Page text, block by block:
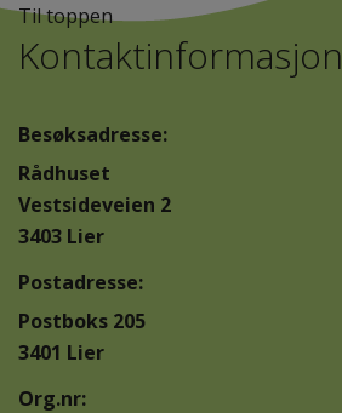
Til toppen
Kontaktinformasjon
Besøksadresse:
Rådhuset
Vestsideveien 2
3403 Lier
Postadresse:
Postboks 205
3401 Lier
Org.nr: